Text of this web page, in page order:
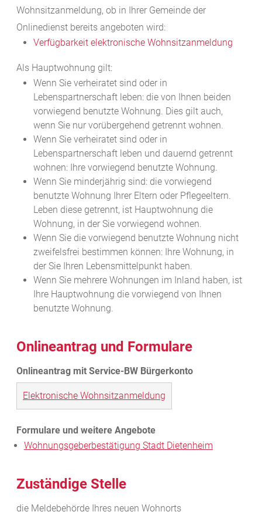
Wohnsitzanmeldung, ob in Ihrer Gemeinde der
Onlinedienst bereits angeboten wird:
Verfügbarkeit elektronische Wohnsitzanmeldung
Als Hauptwohnung gilt:
Wenn Sie verheiratet sind oder in
Lebenspartnerschaft leben: die von Ihnen beiden
vorwiegend benutzte Wohnung. Dies gilt auch,
wenn Sie nur vorübergehend getrennt wohnen.
Wenn Sie verheiratet sind oder in
Lebenspartnerschaft leben und dauernd getrennt
wohnen: Ihre vorwiegend benutzte Wohnung.
Wenn Sie minderjährig sind: die vorwiegend
benutzte Wohnung Ihrer Eltern oder Pflegeeltern.
Leben diese getrennt, ist Hauptwohnung die
Wohnung, in der Sie vorwiegend wohnen.
Wenn Sie die vorwiegend benutzte Wohnung nicht
zweifelsfrei bestimmen können: Ihre Wohnung, in
der Sie Ihren Lebensmittelpunkt haben.
Wenn Sie mehrere Wohnungen im Inland haben, ist
Ihre Hauptwohnung die vorwiegend von Ihnen
benutzte Wohnung.
Onlineantrag und Formulare
Elektronische Wohnsitzanmeldung
Wohnungsgeberbestätigung Stadt Dietenheim
Zuständige Stelle
die Meldebehörde Ihres neuen Wohnorts